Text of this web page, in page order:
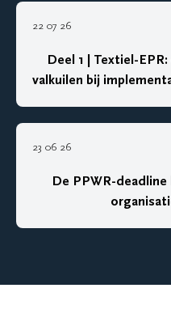
22 07 26
Deel 1 | Textiel-
valkuilen bij
23 06 26
De PPWR-